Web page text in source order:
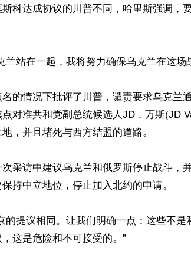
科达成协议的川普不同，哈里斯强调，
兰站在一起，我将努力确保乌克兰在这场
的情况下批评了川普，谴责要求乌克兰
对准共和党副总统候选人JD．万斯(JD
，并且堵死与西方结盟的道路。
采访中建议乌克兰和俄罗斯停止战斗，
持中立地位，停止加入北约的申请。
的提议相同。让我们明确一点：这些不是
这是危险和不可接受的。”